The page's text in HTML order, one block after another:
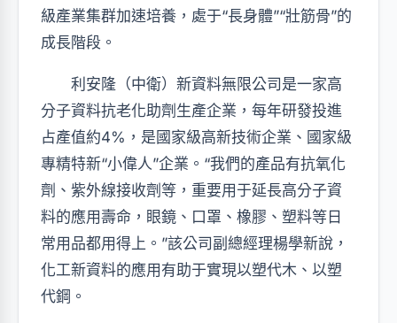
級產業集群加速培養，處于“長身體”“壯筋骨”的
成長階段。
利安隆（中衛）新資料無限公司是一家高
分子資料抗老化助劑生產企業，每年研發投進
占產值約4%，是國家級高新技術企業、國家級
專精特新“小偉人”企業。“我們的產品有抗氧化
劑、紫外線接收劑等，重要用于延長高分子資
料的應用壽命，眼鏡、口罩、橡膠、塑料等日
常用品都用得上。”該公司副總經理楊學新說，
化工新資料的應用有助于實現以塑代木、以塑
代鋼。